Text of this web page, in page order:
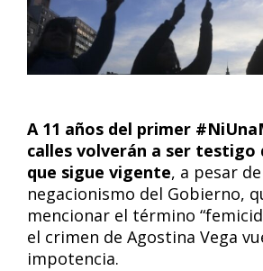
A 11 años del primer
calles volverán a ser testigo
que sigue vigente, a pesar
negacionismo del Gobierno,
mencionar el término
el crimen de Agostina Vega
impotencia.